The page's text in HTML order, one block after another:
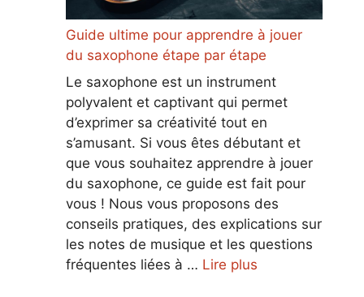
Guide ultime pour apprendre à jouer
du saxophone étape par étape
Le saxophone est un instrument
polyvalent et captivant qui permet
d’exprimer sa créativité tout en
s’amusant. Si vous êtes débutant et
que vous souhaitez apprendre à jouer
du saxophone, ce guide est fait pour
vous ! Nous vous proposons des
conseils pratiques, des explications sur
les notes de musique et les questions
fréquentes liées à … Lire plus